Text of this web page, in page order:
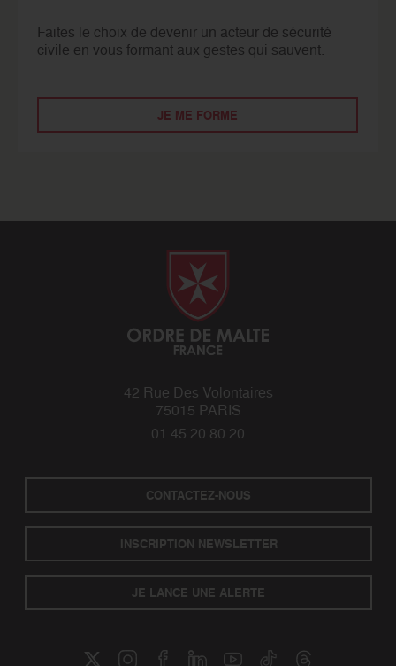
Faites le choix de devenir un acteur de sécurité
civile en vous formant aux gestes qui sauvent.
JE ME FORME
42 Rue Des Volontaires
75015 PARIS
01 45 20 80 20
CONTACTEZ-NOUS
INSCRIPTION NEWSLETTER
JE LANCE UNE ALERTE